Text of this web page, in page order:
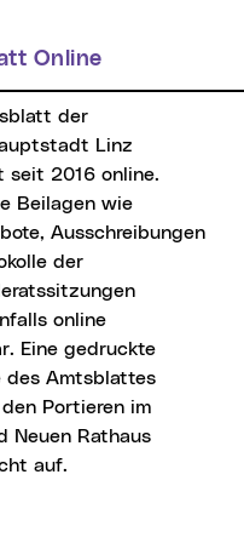
Online
Linz
seit 2016 online.
Beilagen wie
Ausschreibungen
der
online
Eine gedruckte
des Amtsblattes
Portieren im
Neuen Rathaus
auf.